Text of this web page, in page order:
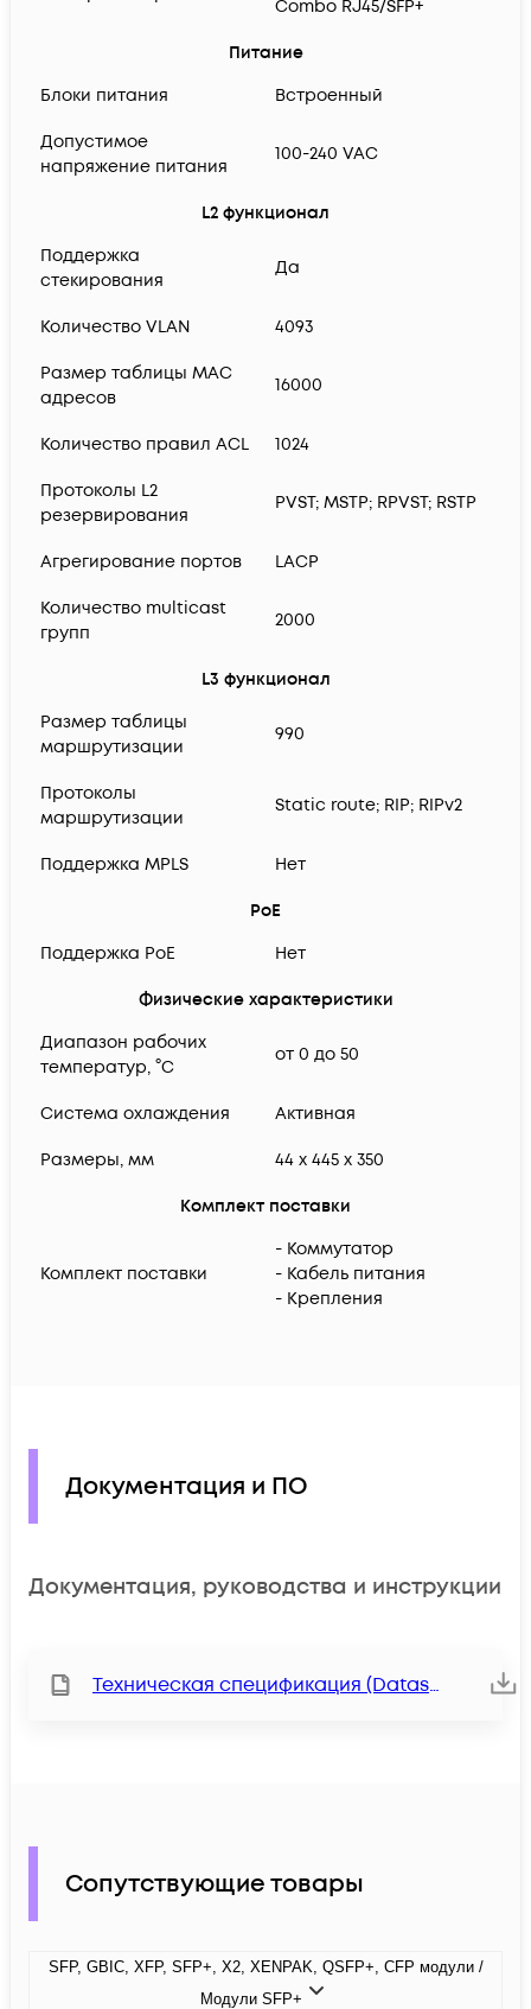
Combo RJ45/SFP+
Питание
Блоки питания
Встроенный
Допустимое
напряжение питания
100-240 VAC
L2 функционал
Поддержка
стекирования
Да
Количество VLAN 4093
Размер таблицы MAC
адресов
16000
Количество правил ACL 1024
Протоколы L2
резервирования
PVST; MSTP; RPVST; RSTP
Агрегирование портов LACP
Количество multicast
групп
2000
L3 функционал
Размер таблицы
маршрутизации
990
Протоколы
маршрутизации
Static route; RIP; RIPv2
Поддержка MPLS Нет
PoE
Поддержка PoE
Нет
Физические характеристики
Диапазон рабочих
температур, °C
от 0 до 50
Система охлаждения Активная
Размеры, мм 44 x 445 x 350
Комплект поставки
Комплект поставки
- Коммутатор
- Кабель питания
- Крепления
Документация и ПО
Документация, руководства и инструкции
Техническая спецификация (Datasheet)
Сопутствующие товары
SFP, GBIC, XFP, SFP+, X2, XENPAK, QSFP+, CFP модули /
Модули SFP+